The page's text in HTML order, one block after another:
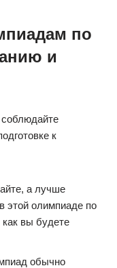
по
и
к
а лучше
этой олимпиаде по
вы будете
обычно